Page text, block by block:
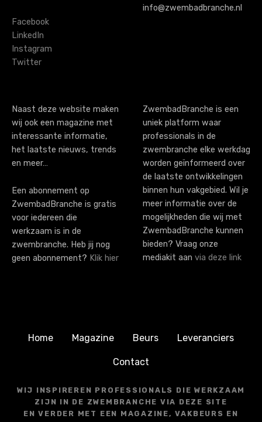
i
g
a
i
o
n
Facebook
LinkedIn
Instagram
Twitter
info@zwembadbranche.nl
Naast deze website maken
wij ook een magazine met
interessante informatie,
het laatste nieuws, trends
en meer…
Een abonnement op
ZwembadBranche is gratis
voor iedereen die
werkzaam is in de
zwembranche. Heb jij nog
geen abonnement? Klik hier
ZwembadBranche is een
uniek platform waar
professionals in de
zwembranche elke werkdag
worden geïnformeerd over
de laatste ontwikkelingen
binnen hun vakgebied. Wil je
meer informatie over de
mogelijkheden die wij met
ZwembadBranche kunnen
bieden? Vraag onze
mediakit aan via deze link
Home Magazine Beurs Leveranciers
Contact
WIJ INSPIREREN PROFESSIONALS DIE WERKZAAM
ZIJN IN DE ZWEMBRANCHE VIA DEZE SITE
EN VERDER MET EEN MAGAZINE, VAKBEURS EN